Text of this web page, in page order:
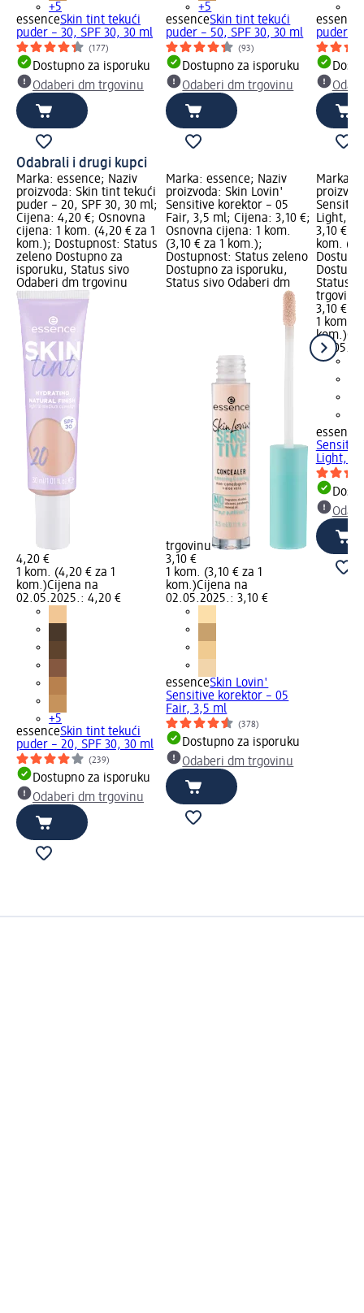
+5
essenceSkin tint tekući
puder – 30, SPF 30, 30 ml
(177)
Dostupno za isporuku
Odaberi dm trgovinu
+5
essenceSkin tint tekući
puder – 50, SPF 30, 30 ml
(93)
Dostupno za isporuku
Odaberi dm trgovinu
essence
puder –
Odabrali i drugi kupci
Marka: essence; Naziv
proizvoda: Skin tint tekući
puder – 20, SPF 30, 30 ml;
Cijena: 4,20 €; Osnovna
cijena: 1 kom. (4,20 € za 1
kom.); Dostupnost: Status
zeleno Dostupno za
isporuku, Status sivo
Odaberi dm trgovinu
4,20 €
1 kom. (4,20 € za 1
kom.)Cijena na
02.05.2025.: 4,20 €
+5
essenceSkin tint tekući
puder – 20, SPF 30, 30 ml
(239)
Dostupno za isporuku
Odaberi dm trgovinu
Marka: essence; Naziv
proizvoda: Skin Lovin'
Sensitive korektor – 05
Fair, 3,5 ml; Cijena: 3,10 €;
Osnovna cijena: 1 kom.
(3,10 € za 1 kom.);
Dostupnost: Status zeleno
Dostupno za isporuku,
Status sivo Odaberi dm
trgovinu
3,10 €
1 kom. (3,10 € za 1
kom.)Cijena na
02.05.2025.: 3,10 €
essenceSkin Lovin'
Sensitive korektor – 05
Fair, 3,5 ml
(378)
Dostupno za isporuku
Odaberi dm trgovinu
Marka:
Light,
3,10 €;
kom.
Status
trgovinu
3,10 €
1 kom.
kom.)
essence
Light,